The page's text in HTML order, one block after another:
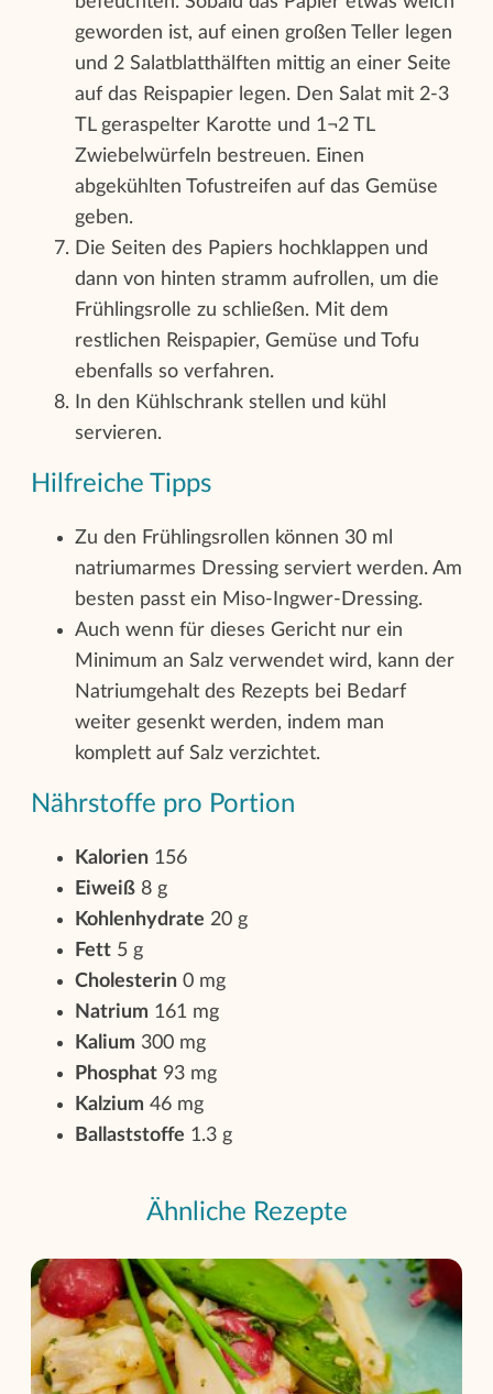
geworden ist, auf einen großen Teller legen
und 2 Salatblatthälften mittig an einer Seite
auf das Reispapier legen. Den Salat mit 2-3
TL geraspelter Karotte und 1¬2 TL
Zwiebelwürfeln bestreuen. Einen
abgekühlten Tofustreifen auf das Gemüse
geben.
Die Seiten des Papiers hochklappen und
dann von hinten stramm aufrollen, um die
Frühlingsrolle zu schließen. Mit dem
restlichen Reispapier, Gemüse und Tofu
ebenfalls so verfahren.
In den Kühlschrank stellen und kühl
servieren.
Hilfreiche Tipps
Zu den Frühlingsrollen können 30 ml
natriumarmes Dressing serviert werden. Am
besten passt ein Miso-Ingwer-Dressing.
Auch wenn für dieses Gericht nur ein
Minimum an Salz verwendet wird, kann der
Natriumgehalt des Rezepts bei Bedarf
weiter gesenkt werden, indem man
komplett auf Salz verzichtet.
Nährstoffe pro Portion
Kalorien 156
Eiweiß 8 g
Kohlenhydrate 20 g
Fett 5 g
Cholesterin 0 mg
Natrium 161 mg
Kalium 300 mg
Phosphat 93 mg
Kalzium 46 mg
Ballaststoffe 1.3 g
Ähnliche Rezepte